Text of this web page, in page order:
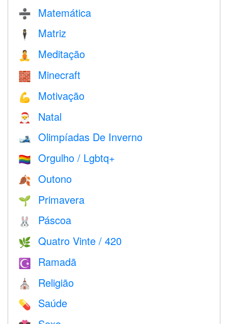
➗ Matemática
🕴️ Matriz
🧘 Meditação
🧱 Minecraft
💪 Motivação
🎅 Natal
🎿 Olimpíadas De Inverno
🏳️‍🌈 Orgulho / Lgbtq+
🍂 Outono
🌱 Primavera
🐰 Páscoa
🌿 Quatro Vinte / 420
☪️ Ramadã
⛪️ Religião
💊 Saúde